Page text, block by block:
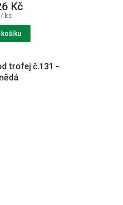
Kč
/ ks
košíku
trofej č.131 -